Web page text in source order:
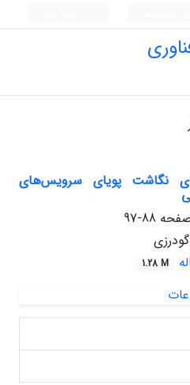
نگاشت پویای سرویس‌های
88-97
1.28 M